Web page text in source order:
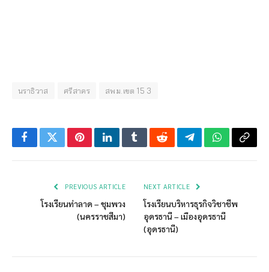
นราธิวาส ศรีสาคร สพม.เขต 15 3
FacebookTwitterPinterestLinkedInTumblrRedditTelegramWhatsApp
Copy
PREVIOUS ARTICLE
โรงเรียนท่าลาด – ชุมพวง
(นครราชสีมา)
NEXT ARTICLE
โรงเรียนบริหารธุรกิจวิชาชีพ
อุดรธานี – เมืองอุดรธานี
(อุดรธานี)